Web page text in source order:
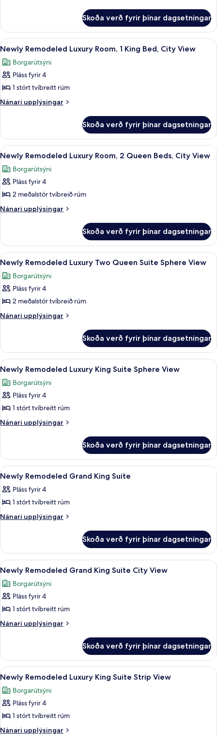
Room,
2
Queen
Beds
Remodeled
Luxury
Room,
Queen
Beds
Skoða verð fyrir þínar dagsetningar
Skoða
allar
myndir
fyrir
Newly
Remodeled
1
King
Bed,
City
View
Rúmföt úr egypskri bómull, rúmföt
5
Newly Remodeled Luxury Room, 1 King Bed, City View
Borgarútsýni
Pláss fyrir 4
1 stórt tvíbreitt rúm
Nánari upplýsingar
Nánari
Remodeled
Luxury
Room,
King
Bed,
View
Skoða verð fyrir þínar dagsetningar
Skoða
allar
myndir
fyrir
Newly
Remodeled
2
Queen
Beds,
City
View
Rúmföt úr egypskri bómull, rúmföt
6
Newly Remodeled Luxury Room, 2 Queen Beds, City View
Borgarútsýni
Pláss fyrir 4
2 meðalstór tvíbreið rúm
Nánari upplýsingar
Nánari
Remodeled
Luxury
Room,
Queen
Beds,
View
Skoða verð fyrir þínar dagsetningar
Skoða
allar
myndir
fyrir
Newly
Remodeled
Queen
Suite
Sphere
View
Newly Remodeled Luxury Two
6
Newly Remodeled Luxury Two Queen Suite Sphere View
Borgarútsýni
Pláss fyrir 4
2 meðalstór tvíbreið rúm
Nánari upplýsingar
Nánari
Remodeled
Luxury
Two
Queen
Suite
Sphere
Skoða verð fyrir þínar dagsetningar
Skoða
allar
myndir
fyrir
Newly
Remodeled
Suite
Sphere
View
Newly Remodeled Luxury King
5
Newly Remodeled Luxury King Suite Sphere View
Borgarútsýni
Pláss fyrir 4
1 stórt tvíbreitt rúm
Nánari upplýsingar
Nánari
Remodeled
Luxury
King
Sphere
View
Skoða verð fyrir þínar dagsetningar
Skoða
allar
myndir
fyrir
Newly
King
Suite
Rúmföt úr egypskri bómull, rúmföt
6
Newly Remodeled Grand King Suite
Pláss fyrir 4
1 stórt tvíbreitt rúm
Nánari upplýsingar
Nánari
Remodeled
Grand
King
Skoða verð fyrir þínar dagsetningar
Skoða
allar
myndir
fyrir
Newly
Remodeled
Suite
City
View
Rúmföt úr egypskri bómull, rúmföt
7
Newly Remodeled Grand King Suite City View
Borgarútsýni
Pláss fyrir 4
1 stórt tvíbreitt rúm
Nánari upplýsingar
Nánari
Remodeled
Grand
King
City
View
Skoða verð fyrir þínar dagsetningar
Skoða
allar
myndir
fyrir
Newly
Remodeled
Rúmföt úr egypskri bómull, rúmföt
5
Newly Remodeled Luxury King Suite Strip View
Borgarútsýni
Pláss fyrir 4
1 stórt tvíbreitt rúm
Nánari upplýsingar
Nánari